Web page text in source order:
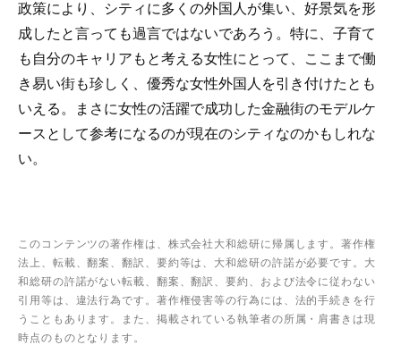
政策により、シティに多くの外国人が集い、好景気を形
成したと言っても過言ではないであろう。特に、子育て
も自分のキャリアもと考える女性にとって、ここまで働
き易い街も珍しく、優秀な女性外国人を引き付けたとも
いえる。まさに女性の活躍で成功した金融街のモデルケ
ースとして参考になるのが現在のシティなのかもしれな
い。
このコンテンツの著作権は、株式会社大和総研に帰属します。著作権
法上、転載、翻案、翻訳、要約等は、大和総研の許諾が必要です。大
和総研の許諾がない転載、翻案、翻訳、要約、および法令に従わない
引用等は、違法行為です。著作権侵害等の行為には、法的手続きを行
うこともあります。また、掲載されている執筆者の所属・肩書きは現
時点のものとなります。